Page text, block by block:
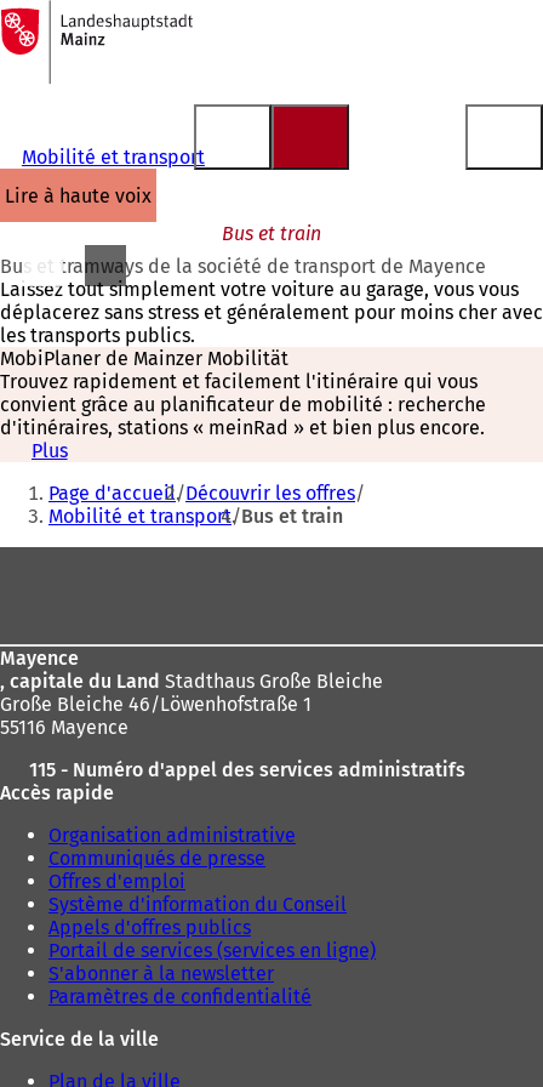
Accéder au contenu
Vers
la
page
d'accueil
Mobilité et transport
lire à haute voix
Bus et train
Bus et tramways de la société de transport de Mayence
Laissez tout simplement votre voiture au garage, vous vous
déplacerez sans stress et généralement pour moins cher avec
les transports publics.
MobiPlaner de Mainzer Mobilität
Trouvez rapidement et facilement l'itinéraire qui vous
convient grâce au planificateur de mobilité : recherche
d'itinéraires, stations « meinRad » et bien plus encore.
Plus(
'
o
u
a
n
s
u
n
o
v
e
l
o
n
g
l
e
)
Vous
êtes
ici
Page d'accueil Découvrir les offres
Mobilité et transport Bus et train
Mayence
, capitale du Land Stadthaus Große Bleiche
Große Bleiche 46/Löwenhofstraße 1
55116 Mayence
115 - Numéro d'appel des services administratifs
Accès rapide
Organisation administrative
Communiqués de presse
Offres d'emploi
Système d'information du Conseil
Appels d'offres publics
Portail de services (services en ligne)
S'abonner à la newsletter
Paramètres de confidentialité
Service de la ville
Plan de la ville